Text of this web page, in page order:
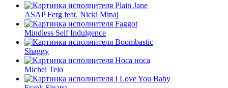
Plain Jane
ASAP Ferg feat. Nicki Minaj
Faggot
Mindless Self Indulgence
Boombastic
Shaggy
Носа носа
Michel Telo
I Love You Baby